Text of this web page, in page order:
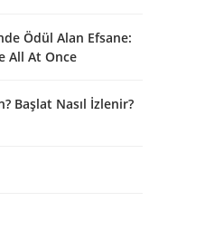
Ödül Alan Efsane:
All At Once
Başlat Nasıl İzlenir?